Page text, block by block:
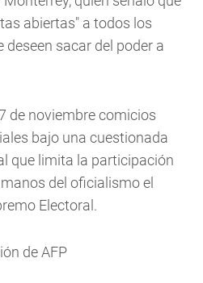
abiertas" a todos los
sacar del poder a
de noviembre comicios
bajo una cuestionada
que limita la participación
del oficialismo el
Electoral.
de AFP